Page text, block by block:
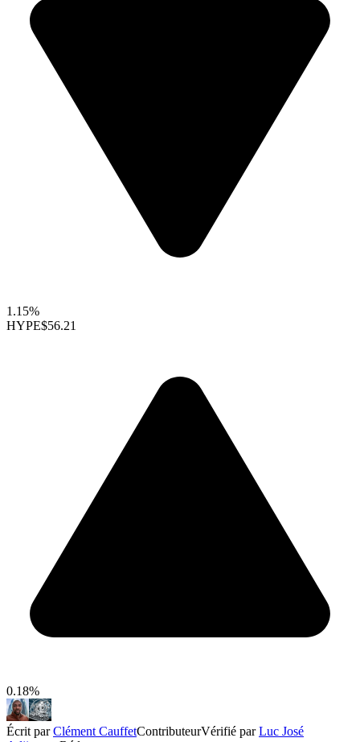
1.15%
HYPE$56.21
0.18%
Écrit parClément CauffetContributeurVérifié parLuc José